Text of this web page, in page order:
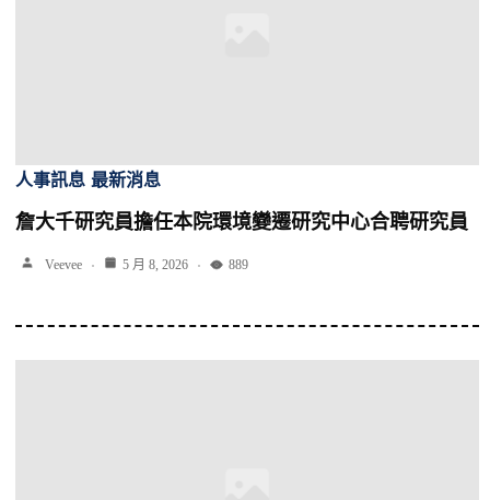
人事訊息 最新消息
詹大千研究員擔任本院環境變遷研究中心合聘研究員
Veevee 5 月 8, 2026 889